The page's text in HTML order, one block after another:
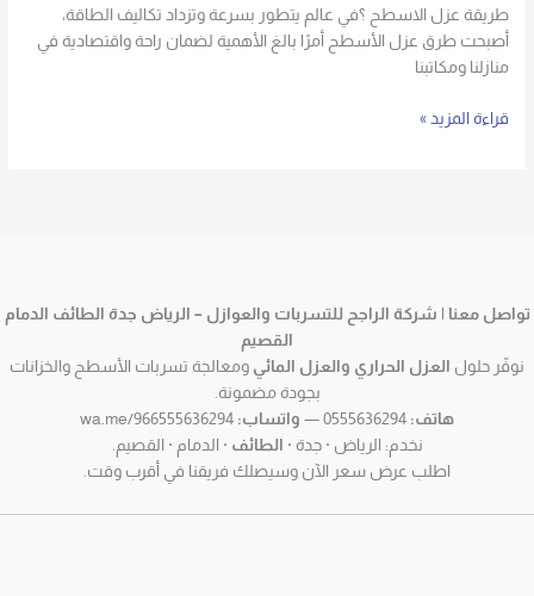
طريقة عزل الاسطح ؟في عالم يتطور بسرعة وتزداد تكاليف الطاقة،
أصبحت طرق عزل الأسطح أمرًا بالغ الأهمية لضمان راحة واقتصادية في
منازلنا ومكاتبنا
قراءة المزيد »
تواصل معنا | شركة الراجح للتسربات والعوازل – الرياض جدة الطائف الدمام
القصيم
نوفّر حلول العزل الحراري والعزل المائي ومعالجة تسربات الأسطح والخزانات
بجودة مضمونة.
هاتف:
واتساب:
نخدم: الرياض · جدة · الطائف · الدمام · القصيم.
اطلب عرض سعر الآن وسيصلك فريقنا في أقرب وقت.